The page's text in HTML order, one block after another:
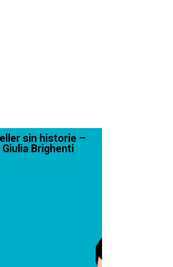
sin historie –
Brighenti